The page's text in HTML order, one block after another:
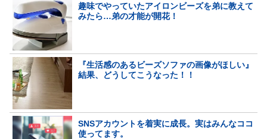
趣味でやっていたアイロンビーズを弟に教えて
みたら…弟の才能が開花！
『生活感のあるビーズソファの画像がほしい』
結果、どうしてこうなった！！
SNSアカウントを着実に成長。実はみんなココ
使ってます。